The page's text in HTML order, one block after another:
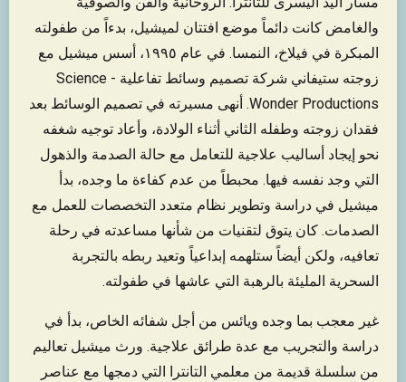
والغامض كانت دائماً موضع افتتان لميشيل، بدءاً من طفولته
المبكرة في فيلاخ، النمسا. في عام ١٩٩٥، أسس ميشيل مع
زوجته ستيفاني شركة تصميم وسائط تفاعلية - Science
Wonder Productions. أنهى مسيرته في تصميم الوسائط بعد
فقدان زوجته وطفله الثاني أثناء الولادة، وأعاد توجيه شغفه
نحو إيجاد أساليب علاجية للتعامل مع حالة الصدمة والذهول
التي وجد نفسه فيها. محبطاً من عدم كفاءة ما وجده، بدأ
ميشيل في دراسة وتطوير نظام متعدد التخصصات للعمل مع
الصدمات. كان يتوق لتقنيات من شأنها مساعدته في رحلة
تعافيه، ولكن أيضاً ستلهمه إبداعياً وتعيد ربطه بالتجربة
السحرية المليئة بالرهبة التي عاشها في طفولته.
غير معجب بما وجده ويائس من أجل شفائه الخاص، بدأ في
دراسة والتجريب مع عدة طرائق علاجية. ورث ميشيل تعاليم
من سلسلة قديمة من معلمي التانترا التي دمجها مع عناصر